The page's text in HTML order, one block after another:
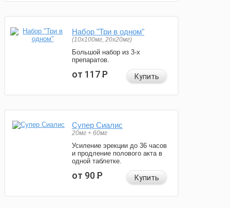
Набор "Три в одном"
(10x100мг, 20x20мг)
Большой набор из 3-х
препаратов.
от 117Р Купить
Супер Сиалис
20мг + 60мг
Усиление эрекции до 36 часов
и продление полового акта в
одной таблетке.
от 90Р Купить